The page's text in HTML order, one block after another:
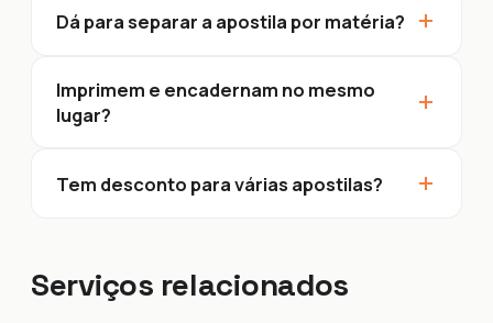
Dá para separar a apostila por matéria? +
Imprimem e encadernam no mesmo
lugar?
+
Tem desconto para várias apostilas? +
Serviços relacionados